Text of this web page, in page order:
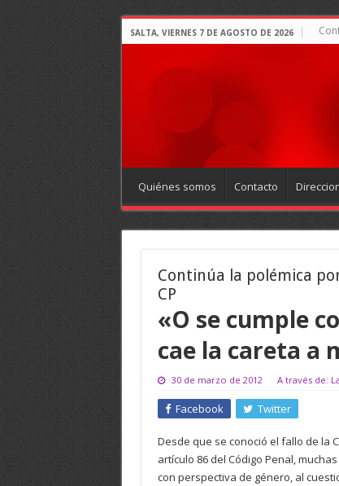
SALTA, VIERNES 7 DE AGOSTO DE 2026
Quiénes somos Contacto
Continúa la polémica
CP
«O se cumple
cae la careta a
30 de marzo de 2012 A través de:
Facebook Twitter
Desde que se conoció el fallo de la
artículo 86 del Código Penal,
con perspectiva de género, al